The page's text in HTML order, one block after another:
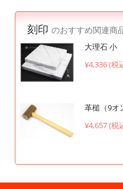
刻印 のおすすめ関連商
大理石 小
¥4,336 (税
革槌（9オ
¥4,657 (税